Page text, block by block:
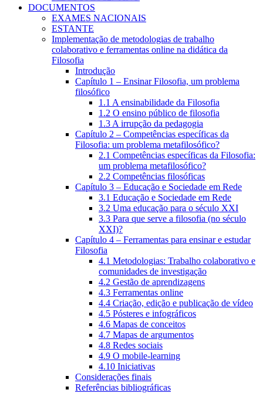
DOCUMENTOS
EXAMES NACIONAIS
ESTANTE
Implementação de metodologias de trabalho
colaborativo e ferramentas online na didática da
Filosofia
Introdução
Capítulo 1 – Ensinar Filosofia, um problema
filosófico
1.1 A ensinabilidade da Filosofia
1.2 O ensino público de filosofia
1.3 A irrupção da pedagogia
Capítulo 2 – Competências específicas da
Filosofia: um problema metafilosófico?
2.1 Competências específicas da Filosofia:
um problema metafilosófico?
2.2 Competências filosóficas
Capítulo 3 – Educação e Sociedade em Rede
3.1 Educação e Sociedade em Rede
3.2 Uma educação para o século XXI
3.3 Para que serve a filosofia (no século
XXI)?
Capítulo 4 – Ferramentas para ensinar e estudar
Filosofia
4.1 Metodologias: Trabalho colaborativo e
comunidades de investigação
4.2 Gestão de aprendizagens
4.3 Ferramentas online
4.4 Criação, edição e publicação de vídeo
4.5 Pósteres e infográficos
4.6 Mapas de conceitos
4.7 Mapas de argumentos
4.8 Redes sociais
4.9 O mobile-learning
4.10 Iniciativas
Considerações finais
Referências bibliográficas